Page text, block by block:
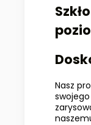
Nasz